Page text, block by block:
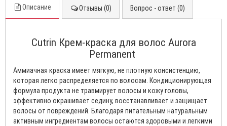
Описание Отзывы (0) Вопрос - ответ (0)
Cutrin Крем-краска для волос Aurora
Permanent
Аммиачная краска имеет мягкую, не плотную консистенцию,
которая легко распределяется по волосам. Кондиционирующая
формула продукта не травмирует волосы и кожу головы,
эффективно окрашивает седину, восстанавливает и защищает
волосы от повреждений. Благодаря питательным натуральным
активным ингредиентам волосы остаются здоровыми и легкими